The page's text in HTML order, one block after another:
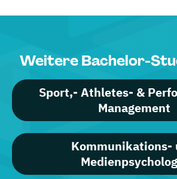
Weitere Bachelor-
Sport,- Athletes- &
Management
Kommunikations-